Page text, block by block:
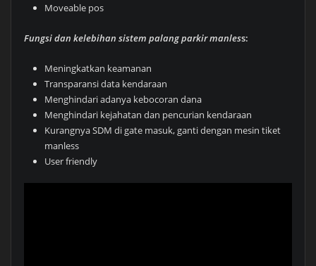
Moveable pos
Fungsi dan kelebihan sistem palang parkir manless:
Meningkatkan keamanan
Transparansi data kendaraan
Menghindari adanya kebocoran dana
Menghindari kejahatan dan pencurian kendaraan
Kurangnya SDM di gate masuk, ganti dengan mesin tiket
manless
User friendly